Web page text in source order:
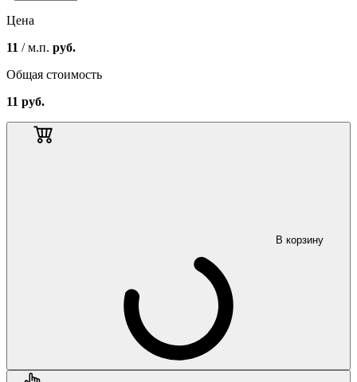
Цена
11 / м.п. руб.
Общая стоимость
11 руб.
В корзину